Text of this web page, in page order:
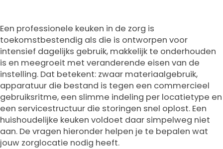
Een professionele keuken in de zorg is
toekomstbestendig als die is ontworpen voor
intensief dagelijks gebruik, makkelijk te onderhouden
is en meegroeit met veranderende eisen van de
instelling. Dat betekent: zwaar materiaalgebruik,
apparatuur die bestand is tegen een commercieel
gebruiksritme, een slimme indeling per locatietype en
een servicestructuur die storingen snel oplost. Een
huishoudelijke keuken voldoet daar simpelweg niet
aan. De vragen hieronder helpen je te bepalen wat
jouw zorglocatie nodig heeft.